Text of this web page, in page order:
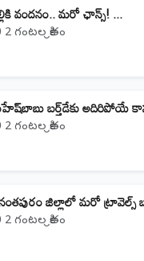
వందనం.. మరో ఛాన్స్! ...
2 గంటల క్రితం
బర్త్‌డేకు అదిరిపోయే
2 గంటల క్రితం
జిల్లాలో మరో ట్రావెల్స్‌
2 గంటల క్రితం